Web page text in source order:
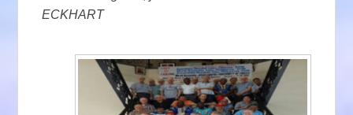
ECKHART